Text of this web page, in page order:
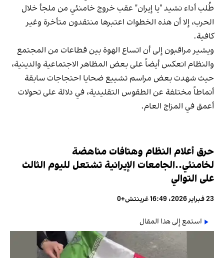
طُلب أداء نشيد "يا إيران" عقب خروج خامنئي من ملجأ خلال
الحرب، إلا أن هذه الخطوات اعتبرها منتقدون متأخرة وغير
كافية.
ويشير مراقبون إلى أن اتساع الهوة بين قطاعات من المجتمع
والنظام انعكس أيضاً على بعض المظاهر الاجتماعية والدينية،
حيث شهدت بعض مراسم تشييع ضحايا احتجاجات سابقة
أنماطاً مختلفة عن الطقوس التقليدية، في دلالة على تحولات
أعمق في المزاج العام.
حرق أعلام النظام وهتافات مناهضة
لخامنئي..الجامعات الإيرانية تشتعل لليوم الثالث
على التوالي
23 فبراير 2026، 16:49 غرينتش+0
استمع إلى هذا المقال